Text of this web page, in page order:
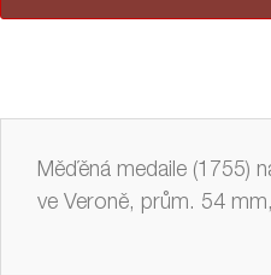
Měďěná medaile (1755)
ve Veroně, prům. 54